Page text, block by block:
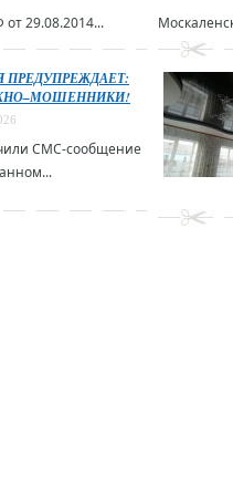
29.08.2014...
ПРЕДУПРЕЖДАЕТ:
СМС-сообщение